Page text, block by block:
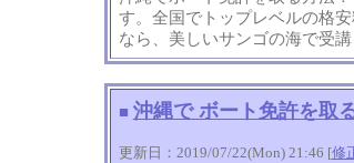
す。全国でトップレベルの格
なら、美しいサンゴの海で受講
■ 沖縄で ボート免許を取
更新日：2019/07/22(Mon) 21:46 [修